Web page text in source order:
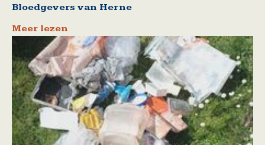
Bloedgevers van Herne
Meer lezen